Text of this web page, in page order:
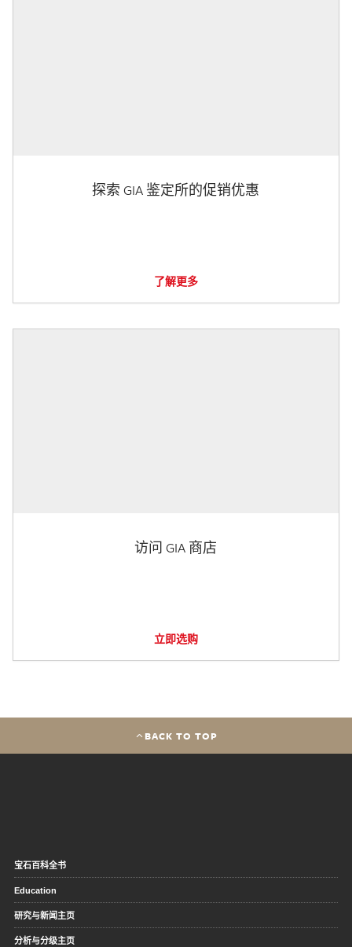
探索 GIA 鉴定所的促销优惠
了解更多
访问 GIA 商店
立即选购
BACK TO TOP
宝石百科全书
Education
研究与新闻主页
分析与分级主页